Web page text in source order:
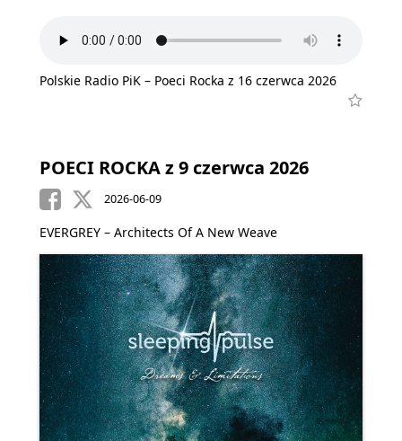
Polskie Radio PiK – Poeci Rocka z 16 czerwca 2026
POECI ROCKA z 9 czerwca 2026
2026-06-09
EVERGREY – Architects Of A New Weave